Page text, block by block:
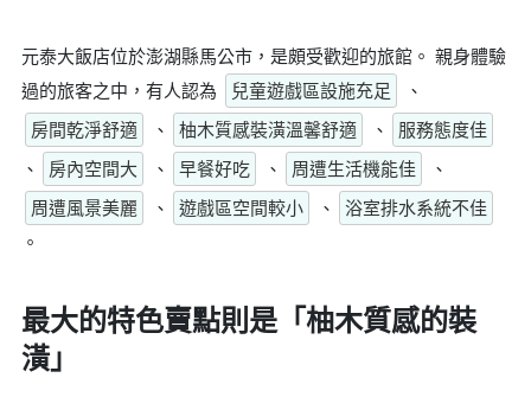
元泰大飯店位於澎湖縣馬公市，是頗受歡迎的旅館。 親身體驗
過的旅客之中，有人認為
兒童遊戲區設施充足
、
房間乾淨舒適
、 柚木質感裝潢溫馨舒適 、
服務態度佳
、
房內空間大 、 早餐好吃 、 周遭生活機能佳
、
周遭風景美麗
、 遊戲區空間較小 、
浴室排水系統不佳
。
最大的特色賣點則是「柚木質感的裝
潢」